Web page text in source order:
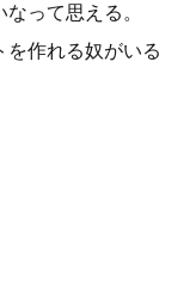
って思える。
作れる奴がいる